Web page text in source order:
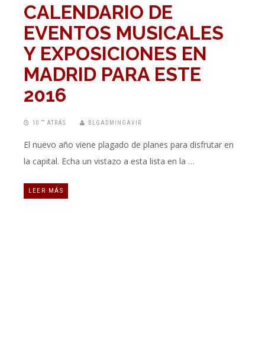
CALENDARIO DE
EVENTOS MUSICALES
Y EXPOSICIONES EN
MADRID PARA ESTE
2016
10 “” ATRÁS BLGADMINGAVIR
El nuevo año viene plagado de planes para disfrutar en
la capital. Echa un vistazo a esta lista en la …
LEER MÁS